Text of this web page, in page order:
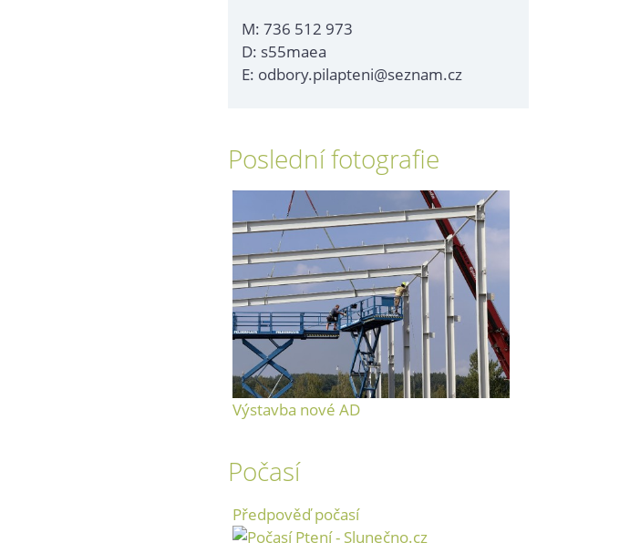
M: 736 512 973
D: s55maea
E: odbory.pilapteni@seznam.cz
Poslední fotografie
Výstavba nové AD
Počasí
Předpověď počasí